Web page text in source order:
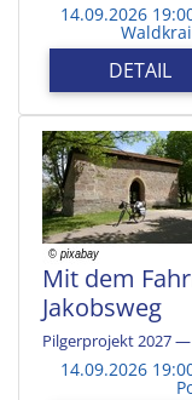
14.09.2026
DETAIL
Mit dem
Jakobsweg
Pilgerprojekt 2027
14.09.2026